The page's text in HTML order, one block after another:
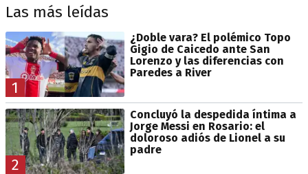
Las más leídas
1
¿Doble vara? El polémico Topo
Gigio de Caicedo ante San
Lorenzo y las diferencias con
Paredes a River
2
Concluyó la despedida íntima a
Jorge Messi en Rosario: el
doloroso adiós de Lionel a su
padre